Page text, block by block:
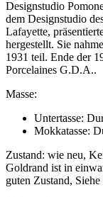
Designstudio
dem Designstudio
Lafayette,
hergestellt. Sie
1931 teil. Ende der
Porcelaines G.D.A..
Masse:
Untertasse:
Mokkatasse:
Zustand: wie neu,
Goldrand ist in
guten Zustand, Siehe